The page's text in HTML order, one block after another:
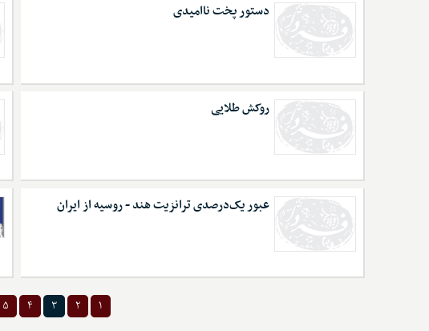
دستور پخت ناامیدی
روکش طلایی
عبور یک‌درصدی ترانزیت هند - روسیه از ایران
۱ ۲ ۳ ۴ ۵